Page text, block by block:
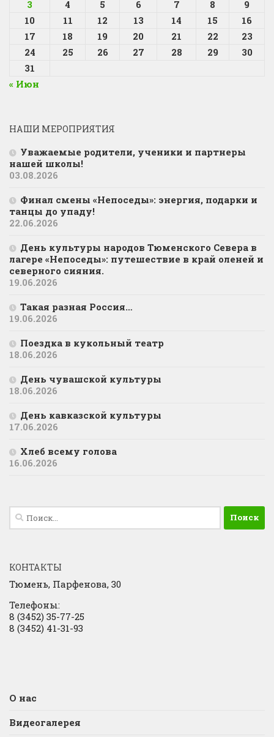
3 4 5 6 7 8
9
10
11 12 13 14 15
16
17
18 19 20 21 22
23
24
25 26 27 28 29
30
31
« Июн
НАШИ МЕРОПРИЯТИЯ
Уважаемые родители, ученики и партнеры
нашей школы!
03.08.2026
Финал смены «Непоседы»: энергия, подарки и
танцы до упаду!
22.06.2026
День культуры народов Тюменского Севера в
лагере «Непоседы»: путешествие в край оленей и
северного сияния.
19.06.2026
Такая разная Россия…
19.06.2026
Поездка в кукольный театр
18.06.2026
День чувашской культуры
18.06.2026
День кавказской культуры
17.06.2026
Хлеб всему голова
16.06.2026
Найти:
КОНТАКТЫ
Тюмень, Парфенова, 30
Телефоны:
8 (3452) 35-77-25
8 (3452) 41-31-93
О нас
Видеогалерея